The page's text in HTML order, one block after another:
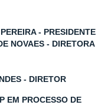
- PRESIDENTE
NOVAES - DIRETORA
- DIRETOR
EM PROCESSO DE